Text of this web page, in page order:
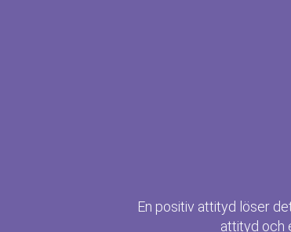
En positiv attityd löser
attityd och